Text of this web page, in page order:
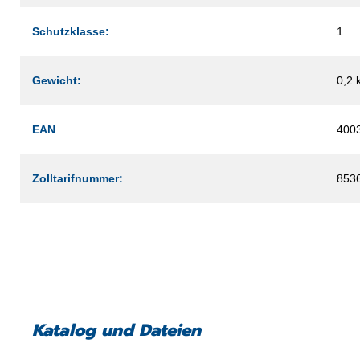
Schutzklasse: 1
Gewicht: 0,2
EAN
Zolltarifnummer:
Katalog und Dateien